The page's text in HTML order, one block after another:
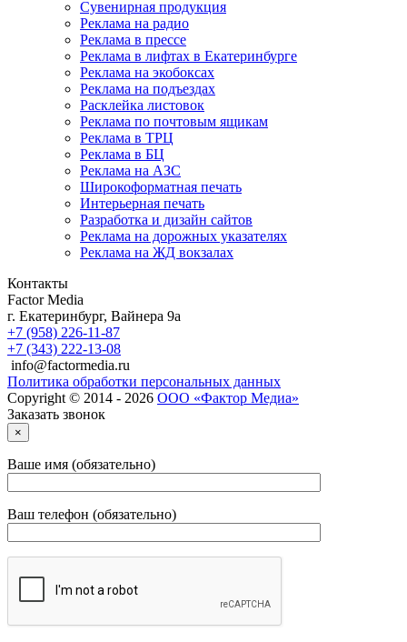
Сувенирная продукция
Реклама на радио
Реклама в прессе
Реклама в лифтах в Екатеринбурге
Реклама на экобоксах
Реклама на подъездах
Расклейка листовок
Реклама по почтовым ящикам
Реклама в ТРЦ
Реклама в БЦ
Реклама на АЗС
Широкоформатная печать
Интерьерная печать
Разработка и дизайн сайтов
Реклама на дорожных указателях
Реклама на ЖД вокзалах
Контакты
Factor Media
г. Екатеринбург, Вайнера 9а
+7 (958) 226-11-87
+7 (343) 222-13-08
info@factormedia.ru
Политика обработки персональных данных
Copyright © 2014 - 2026 ООО «Фактор Медиа»
Заказать звонок
×
Ваше имя (обязательно)
Ваш телефон (обязательно)